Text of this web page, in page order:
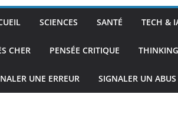
SCIENCES SANTÉ TECH &
CHER PENSÉE CRITIQUE
UNE ERREUR SIGNALER UN ABUS